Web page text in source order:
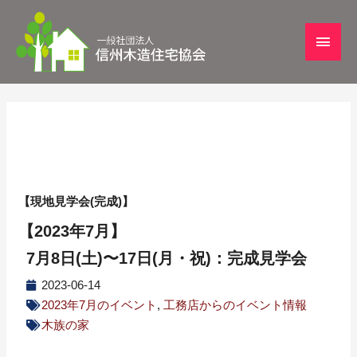
【現地見学会(完成)】
【2023年7月】
7月8日(土)〜17日(月・祝)：完成見学会
2023-06-14
2023年7月のイベント , 工務店からのイベント情報
木族の家